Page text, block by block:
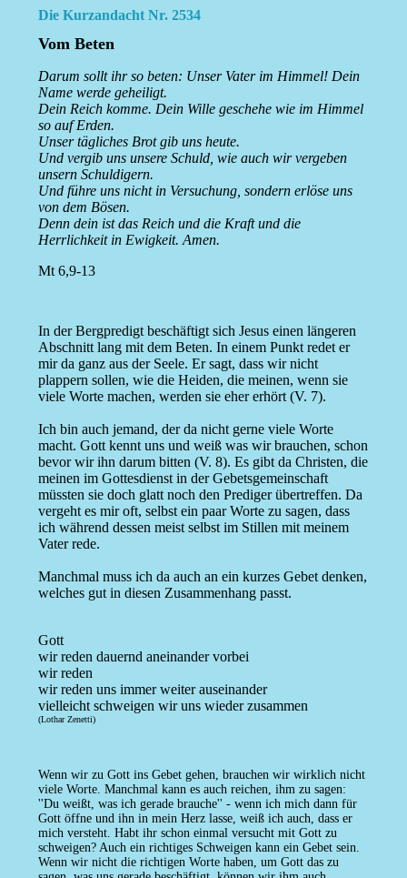
Die Kurzandacht Nr. 2534
Vom Beten
Darum sollt ihr so beten: Unser Vater im Himmel! Dein
Name werde geheiligt.
Dein Reich komme. Dein Wille geschehe wie im Himmel
so auf Erden.
Unser tägliches Brot gib uns heute.
Und vergib uns unsere Schuld, wie auch wir vergeben
unsern Schuldigern.
Und führe uns nicht in Versuchung, sondern erlöse uns
von dem Bösen.
Denn dein ist das Reich und die Kraft und die
Herrlichkeit in Ewigkeit. Amen.
Mt 6,9-13
In der Bergpredigt beschäftigt sich Jesus einen längeren
Abschnitt lang mit dem Beten. In einem Punkt redet er
mir da ganz aus der Seele. Er sagt, dass wir nicht
plappern sollen, wie die Heiden, die meinen, wenn sie
viele Worte machen, werden sie eher erhört (V. 7).
Ich bin auch jemand, der da nicht gerne viele Worte
macht. Gott kennt uns und weiß was wir brauchen, schon
bevor wir ihn darum bitten (V. 8). Es gibt da Christen, die
meinen im Gottesdienst in der Gebetsgemeinschaft
müssten sie doch glatt noch den Prediger übertreffen. Da
vergeht es mir oft, selbst ein paar Worte zu sagen, dass
ich während dessen meist selbst im Stillen mit meinem
Vater rede.
Manchmal muss ich da auch an ein kurzes Gebet denken,
welches gut in diesen Zusammenhang passt.
Gott
wir reden dauernd aneinander vorbei
wir reden
wir reden uns immer weiter auseinander
vielleicht schweigen wir uns wieder zusammen
(Lothar Zenetti)
Wenn wir zu Gott ins Gebet gehen, brauchen wir wirklich nicht
viele Worte. Manchmal kann es auch reichen, ihm zu sagen:
''Du weißt, was ich gerade brauche'' - wenn ich mich dann für
Gott öffne und ihn in mein Herz lasse, weiß ich auch, dass er
mich versteht. Habt ihr schon einmal versucht mit Gott zu
schweigen? Auch ein richtiges Schweigen kann ein Gebet sein.
Wenn wir nicht die richtigen Worte haben, um Gott das zu